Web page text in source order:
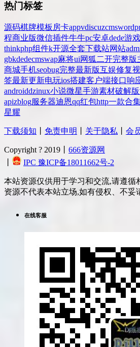
热门标签
源码棋牌模板 房卡appvdiscuzcms
程商业版微信插件牛牛pc安卓dede游戏
thinkphp组件k开源全套下载站网站
gbkdedecmswap麻将ui网狐 二开完整版
商城手机seobug完整最新版互娱修复
签最新更新电玩ios搭建客户端接口响
androiddzinux小说微星手游素材破解版
apizblog服务器迪恩qq红包http一款合
星耀
下载须知 免责申明 关于隐私 会
Copyright ? 2019丨 666资源网
IPC 豫ICP备18011662号-2
本站资源仅供用于学习和交流,请遵循
资源不代表本站立场,如有侵权、不妥
在线客服